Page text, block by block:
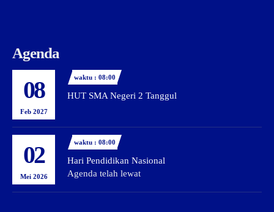
Agenda
08
Feb 2027
waktu : 08:00
HUT SMA Negeri 2 Tanggul
02
Mei 2026
waktu : 08:00
Hari Pendidikan Nasional
Agenda telah lewat